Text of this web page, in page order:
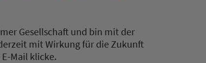
Gesellschaft und bin mit der
mit Wirkung für die Zukunft
Mail klicke.